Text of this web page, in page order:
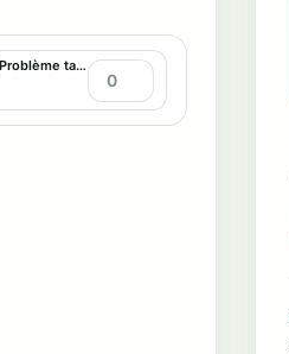
Défauts / Problème tactile